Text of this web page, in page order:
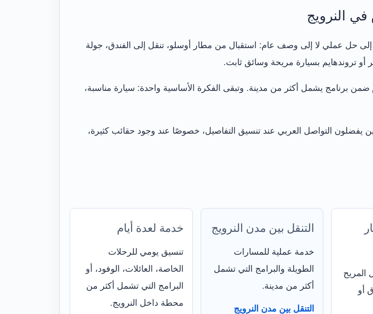
إلى حل عملي لا إلى وصف عام: استقبال من مطار أوسلو، تنقل إلى الفندق، جولة
أو تروندهايم بسيارة مريحة وسائق ثابت.
برنامج يشمل أكثر من مدينة. وتبقى الفكرة الأساسية واحدة: سيارة مناسبة،
يفضلون التواصل العربي عند تنسيق التفاصيل، خصوصًا عند وجود حقائب كثيرة،
المريح
أو
التنقل بين مدن النرويج
خدمة عملية للمسارات
الطويلة والبرامج التي تشمل
أكثر من مدينة.
التنقل بين مدن النرويج
خدمة لعدة أيام
تنسيق يومي للرحلات
الخاصة، العائلات، الوفود، أو
البرامج التي تشمل أكثر من
محطة داخل النرويج.